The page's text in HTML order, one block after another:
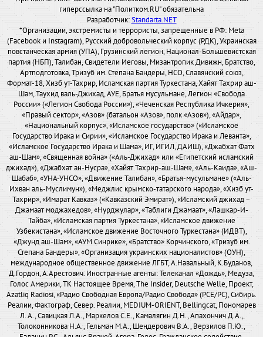
гиперссылка на "Политком.RU" обязательна
Разработчик:Standarta.NET
*Организации, экстремисты и террористы, запрещенные в РФ: Meta
(Facebook и Instagram), Русский добровольческий корпус (РДК), Украинская
повстанческая армия (УПА), Грузинский легион, Национал-Большевистская
партия (НБП), Талибан, Свидетели Иеговы, Мизантропик Дивижн, Братство,
Артподготовка, Тризуб им. Степана Бандеры, НСО, Славянский союз,
Формат-18, Хизб ут-Тахрир, Исламская партия Туркестана, Хайят Тахрир аш-
Шам, Таухид валь-Джихад, АУЕ, Братья мусульмане, Легион «Свобода
России» («Легион Свобода России»), «Чеченская Республика Ичкерия»,
«Правый сектор», «Азов» (батальон «Азов», полк «Азов»), «Айдар»,
«Национальный корпус», «Исламское государство» («Исламское
Государство Ирака и Сирии», «Исламское Государство Ирака и Леванта»,
«Исламское Государство Ирака и Шама», ИГ, ИГИЛ, ДАИШ), «Джабхат Фатх
аш-Шам», «Священная война» («Аль-Джихад» или «Египетский исламский
джихад»), «Джабхат ан-Нусра», «Хайят Тахрир-аш-Шам», «Аль-Каида», «Аш-
Шабаб», «УНА-УНСО», «Движение Талибан», «Братья-мусульмане» («Аль-
Ихван аль-Муслимун»), «Меджлис крымско-татарского народа», «Хизб ут-
Тахрир», «Имарат Кавказ» («Кавказский Эмират»), «Исламский джихад –
Джамаат моджахедов», «Нурджулар», «Таблиги Джамаат», «Лашкар-И-
Тайба», «Исламская партия Туркестана», «Исламское движение
Узбекистана», «Исламское движение Восточного Туркестана» (ИДВТ),
«Джунд аш-Шам», «АУМ Синрике», «Братство» Корчинского, «Тризуб им.
Степана Бандеры», «Организация украинских националистов» (ОУН),
международное общественное движение ЛГБТ, А.Навальный, К.Буданов,
Д.Гордон, А.Арестович. Иностранные агенты: Телеканал «Дождь», Медуза,
Голос Америки, ТК Настоящее Время, The Insider, Deutsche Welle, Проект,
Azatliq Radiosi, «Радио Свободная Европа/Радио Свобода» (PCE/PC), Сибирь.
Реалии, Фактограф, Север. Реалии, MEDIUM-ORIENT, Bellingcat, Пономарев
Л. А., Савицкая Л.А., Маркелов С.Е., Камалягин Д.Н., Апахончич Д.А.,
Толоконникова Н.А., Гельман М.А., Шендерович В.А., Верзилов П.Ю.,